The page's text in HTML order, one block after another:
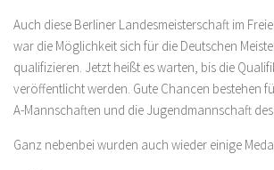
Auch diese Berliner Landesmeisterschaft im
war die Möglichkeit sich für die Deutschen
qualifizieren. Jetzt heißt es warten, bis die
veröffentlicht werden. Gute Chancen bestehen
A-Mannschaften und die Jugendmannschaft des
Ganz nebenbei wurden auch wieder einige